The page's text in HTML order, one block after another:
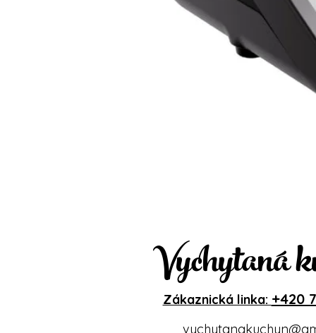
Vychytaná
Zákaznická linka: +420